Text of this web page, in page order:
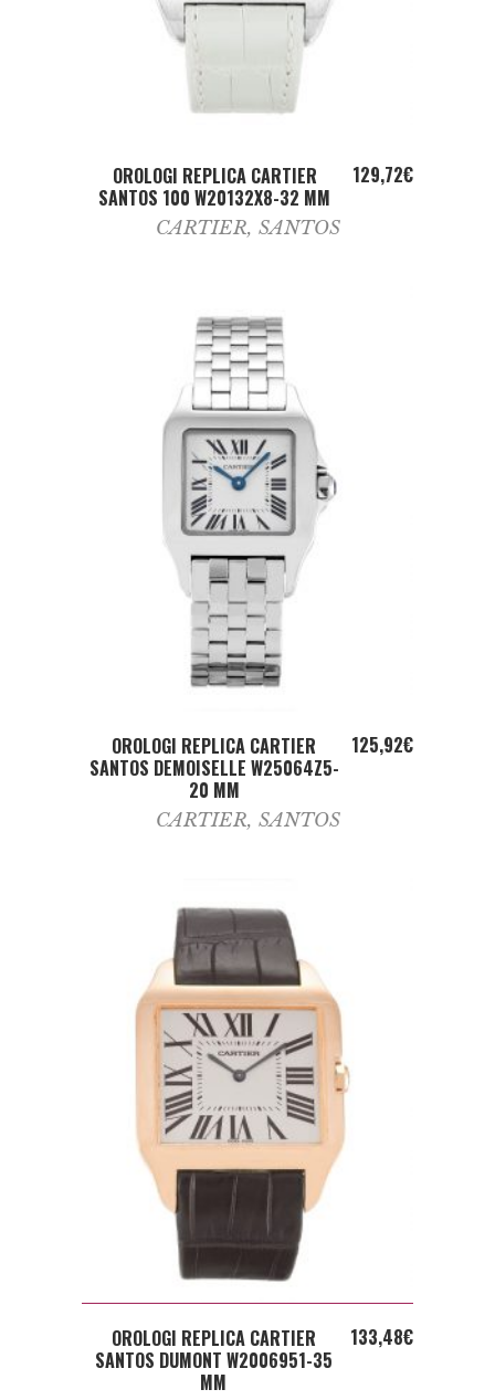
ADD TO CART
OROLOGI REPLICA CARTIER
SANTOS 100 W20132X8-32 MM
129,72€
CARTIER, SANTOS
ADD TO CART
OROLOGI REPLICA CARTIER
SANTOS DEMOISELLE W25064Z5-
20 MM
125,92€
CARTIER, SANTOS
ADD TO CART
OROLOGI REPLICA CARTIER
SANTOS DUMONT W2006951-35
MM
133,48€